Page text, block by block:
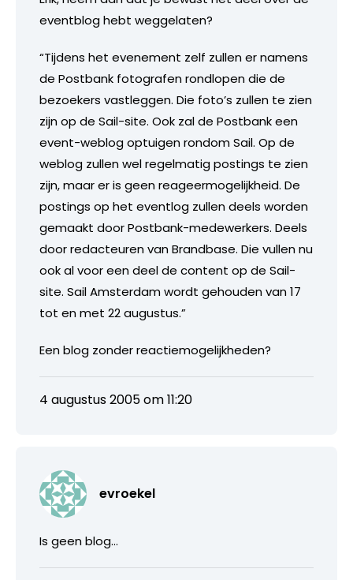
eventblog hebt weggelaten?
“Tijdens het evenement zelf zullen er namens
de Postbank fotografen rondlopen die de
bezoekers vastleggen. Die foto’s zullen te zien
zijn op de Sail-site. Ook zal de Postbank een
event-weblog optuigen rondom Sail. Op de
weblog zullen wel regelmatig postings te zien
zijn, maar er is geen reageermogelijkheid. De
postings op het eventlog zullen deels worden
gemaakt door Postbank-medewerkers. Deels
door redacteuren van Brandbase. Die vullen nu
ook al voor een deel de content op de Sail-
site. Sail Amsterdam wordt gehouden van 17
tot en met 22 augustus.”
Een blog zonder reactiemogelijkheden?
4 augustus 2005 om 11:20
evroekel
Is geen blog…